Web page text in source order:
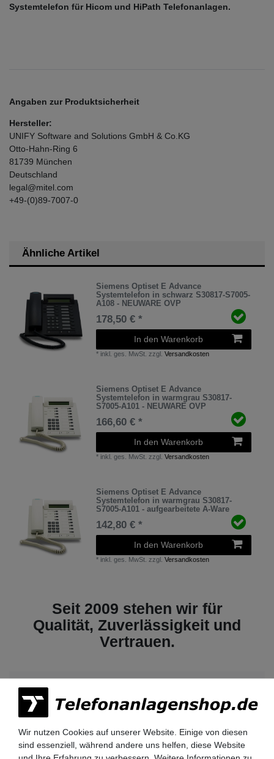
Systemtelefon für Hicom und HiPath Telefonanlagen.
Angaben zur Produktsicherheit
Hersteller:
UNIFY Software and Solutions GmbH & Co.KG
Otto-Hahn-Ring 6
81739 München
Deutschland
legal@mitel.com
+49-(0)89-7007-0
Ähnliche Artikel
Siemens Optiset E Advance
Systemtelefon in schwarz S30817-S7005-
A108 - NEUWARE OVP
178,50 € *
In den Warenkorb
* inkl. ges. MwSt. zzgl.Versandkosten
Siemens Optiset E Advance
Systemtelefon in warmgrau S30817-
S7005-A101 - NEUWARE OVP
166,60 € *
In den Warenkorb
* inkl. ges. MwSt. zzgl.Versandkosten
Siemens Optiset E Advance
Systemtelefon in warmgrau S30817-
S7005-A101 - aufgearbeitete A-Ware
142,80 € *
In den Warenkorb
* inkl. ges. MwSt. zzgl.Versandkosten
Seit 2009 stehen wir für
Qualität, Zuverlässigkeit und
Vertrauen.
Lieferzeit 2-3 Tage
Wir nutzen Cookies auf unserer Website. Einige von diesen
sind essenziell, während andere uns helfen, diese Website